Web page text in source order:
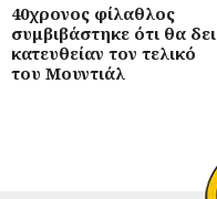
40χρονος φίλαθλος
συμβιβάστηκε ότι θα δει
κατευθείαν τον τελικό
του Μουντιάλ